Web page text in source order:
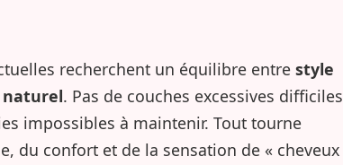
recherchent un équilibre entre style
. Pas de couches excessives difficiles
impossibles à maintenir. Tout tourne
du confort et de la sensation de « cheveux